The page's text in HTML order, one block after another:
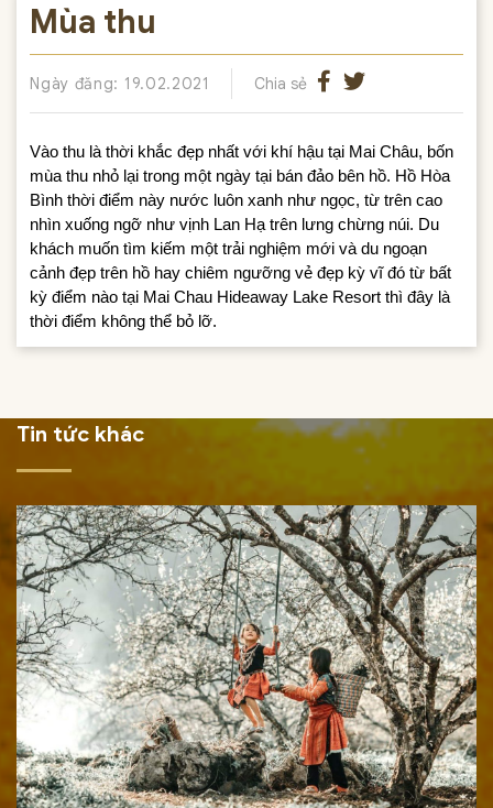
Mùa thu
Ngày đăng: 19.02.2021 Chia sẻ
Vào thu là thời khắc đẹp nhất với khí hậu tại Mai Châu, bốn
mùa thu nhỏ lại trong một ngày tại bán đảo bên hồ. Hồ Hòa
Bình thời điểm này nước luôn xanh như ngọc, từ trên cao
nhìn xuống ngỡ như vịnh Lan Hạ trên lưng chừng núi. Du
khách muốn tìm kiếm một trải nghiệm mới và du ngoạn
cảnh đẹp trên hồ hay chiêm ngưỡng vẻ đẹp kỳ vĩ đó từ bất
kỳ điểm nào tại Mai Chau Hideaway Lake Resort thì đây là
thời điểm không thể bỏ lỡ.
Tin tức khác